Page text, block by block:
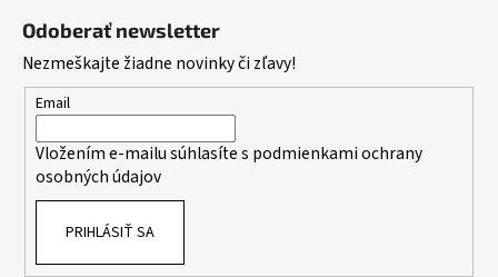
Odoberať newsletter
Nezmeškajte žiadne novinky či zľavy!
Email
Vložením e-mailu súhlasíte s podmienkami ochrany
osobných údajov
PRIHLÁSIŤ SA